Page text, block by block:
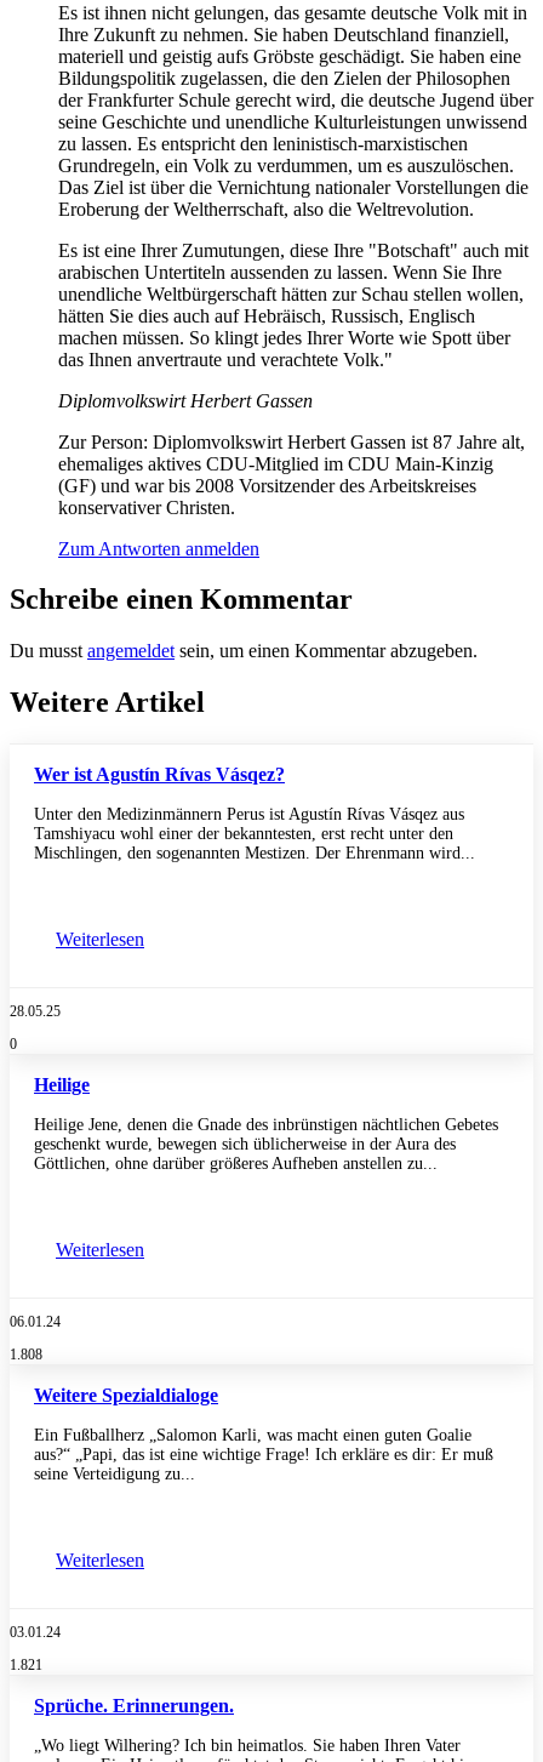
Es ist ihnen nicht gelungen, das gesamte deutsche Volk mit in
Ihre Zukunft zu nehmen. Sie haben Deutschland finanziell,
materiell und geistig aufs Gröbste geschädigt. Sie haben eine
Bildungspolitik zugelassen, die den Zielen der Philosophen
der Frankfurter Schule gerecht wird, die deutsche Jugend über
seine Geschichte und unendliche Kulturleistungen unwissend
zu lassen. Es entspricht den leninistisch-marxistischen
Grundregeln, ein Volk zu verdummen, um es auszulöschen.
Das Ziel ist über die Vernichtung nationaler Vorstellungen die
Eroberung der Weltherrschaft, also die Weltrevolution.
Es ist eine Ihrer Zumutungen, diese Ihre "Botschaft" auch mit
arabischen Untertiteln aussenden zu lassen. Wenn Sie Ihre
unendliche Weltbürgerschaft hätten zur Schau stellen wollen,
hätten Sie dies auch auf Hebräisch, Russisch, Englisch
machen müssen. So klingt jedes Ihrer Worte wie Spott über
das Ihnen anvertraute und verachtete Volk."
Diplomvolkswirt Herbert Gassen
Zur Person: Diplomvolkswirt Herbert Gassen ist 87 Jahre alt,
ehemaliges aktives CDU-Mitglied im CDU Main-Kinzig
(GF) und war bis 2008 Vorsitzender des Arbeitskreises
konservativer Christen.
Zum Antworten anmelden
Schreibe einen Kommentar
Du musst angemeldet sein, um einen Kommentar abzugeben.
Weitere Artikel
Wer ist Agustín Rívas Vásqez?
Unter den Medizinmännern Perus ist Agustín Rívas Vásqez aus
Tamshiyacu wohl einer der bekanntesten, erst recht unter den
Mischlingen, den sogenannten Mestizen. Der Ehrenmann wird...
Weiterlesen
28.05.25
0
Heilige
Heilige Jene, denen die Gnade des inbrünstigen nächtlichen Gebetes
geschenkt wurde, bewegen sich üblicherweise in der Aura des
Göttlichen, ohne darüber größeres Aufheben anstellen zu...
Weiterlesen
06.01.24
1.808
Weitere Spezialdialoge
Ein Fußballherz „Salomon Karli, was macht einen guten Goalie
aus?“ „Papi, das ist eine wichtige Frage! Ich erkläre es dir: Er muß
seine Verteidigung zu...
Weiterlesen
03.01.24
1.821
Sprüche. Erinnerungen.
„Wo liegt Wilhering? Ich bin heimatlos. Sie haben Ihren Vater